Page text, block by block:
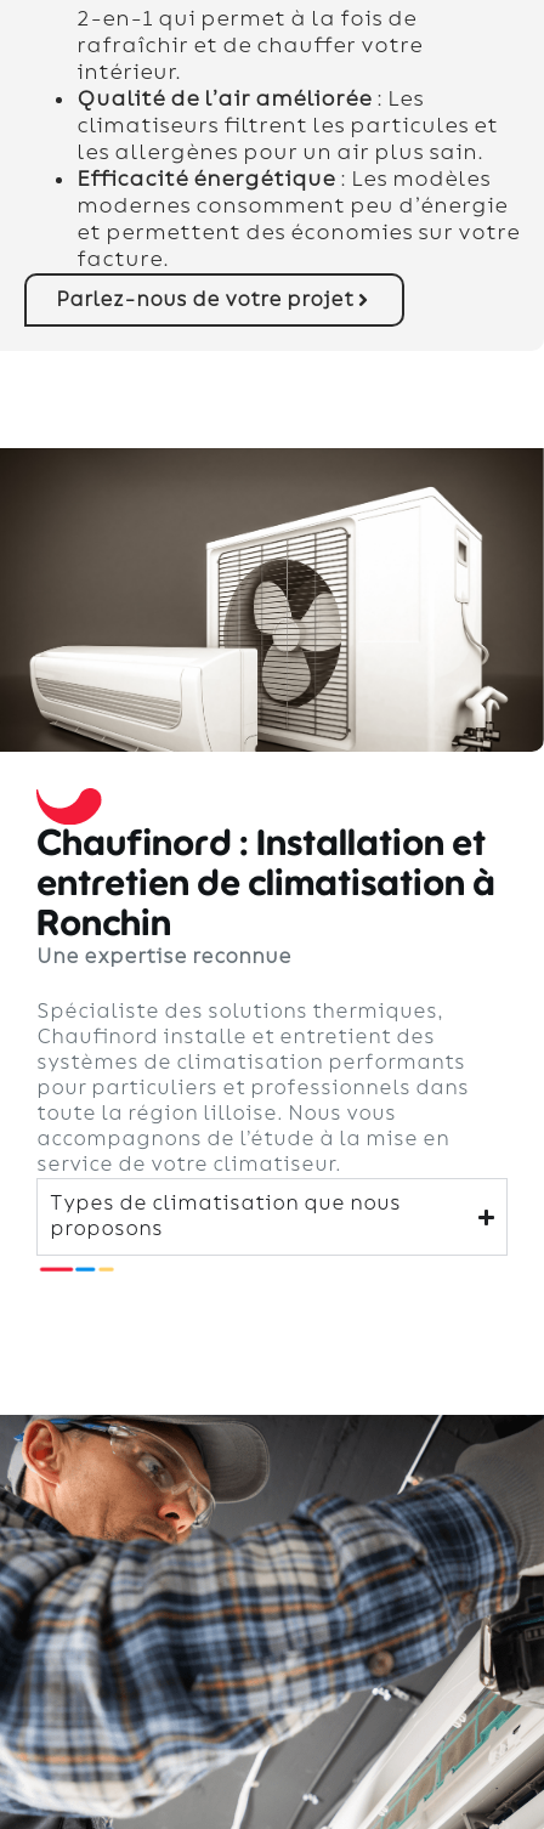
2-en-1 qui permet à la fois de
rafraîchir et de chauffer votre
intérieur.
Qualité de l’air améliorée: Les
climatiseurs filtrent les particules et
les allergènes pour un air plus sain.
Efficacité énergétique: Les modèles
modernes consomment peu d’énergie
et permettent des économies sur votre
facture.
Parlez-nous de votre projet
Chaufinord : Installation et
entretien de climatisation à
Ronchin
Une expertise reconnue
Spécialiste des solutions thermiques,
Chaufinord installe et entretient des
systèmes de climatisation performants
pour particuliers et professionnels dans
toute la région lilloise. Nous vous
accompagnons de l’étude à la mise en
service de votre climatiseur.
Types de climatisation que nous
proposons